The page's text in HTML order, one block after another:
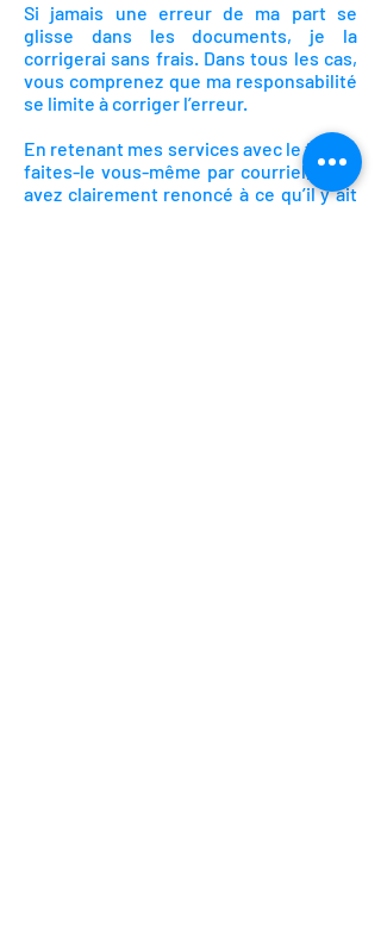
Si jamais une erreur de ma part se
glisse dans les documents, je la
corrigerai sans frais. Dans tous les cas,
vous comprenez que ma responsabilité
se limite à corriger l’erreur.
En retenant mes services avec le forfait
faites-le vous-même par courriel, vous
avez clairement renoncé à ce qu’il y ait